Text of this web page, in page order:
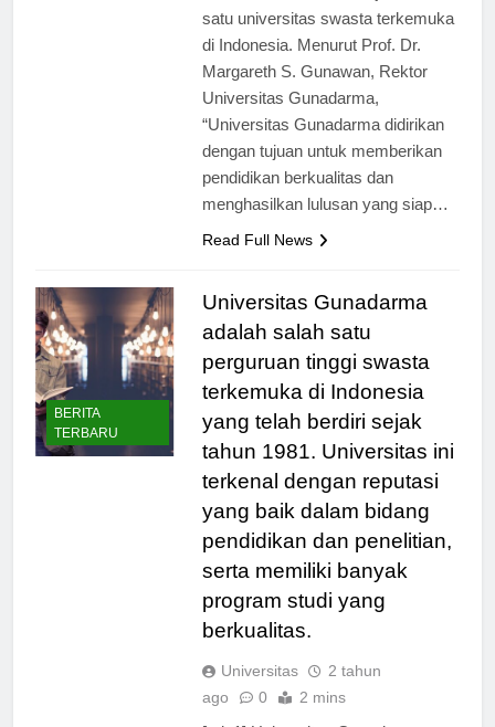
universitas ini telah menjadi salah
satu universitas swasta terkemuka
di Indonesia. Menurut Prof. Dr.
Margareth S. Gunawan, Rektor
Universitas Gunadarma,
“Universitas Gunadarma didirikan
dengan tujuan untuk memberikan
pendidikan berkualitas dan
BERITA
TERBARU
Universitas Gunadarma
adalah salah satu
perguruan tinggi swasta
terkemuka di Indonesia
yang telah berdiri sejak
tahun 1981. Universitas ini
terkenal dengan reputasi
yang baik dalam bidang
pendidikan dan penelitian,
serta memiliki banyak
program studi yang
Universitas
2 tahun